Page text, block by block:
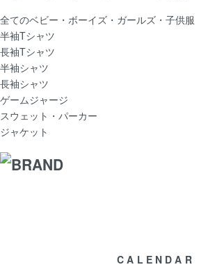
全てのベビー・ボーイズ・ガールズ・子供服
半袖Tシャツ
長袖Tシャツ
半袖シャツ
長袖シャツ
ゲームジャージ
スウェット・パーカー
ジャケット
CALENDAR